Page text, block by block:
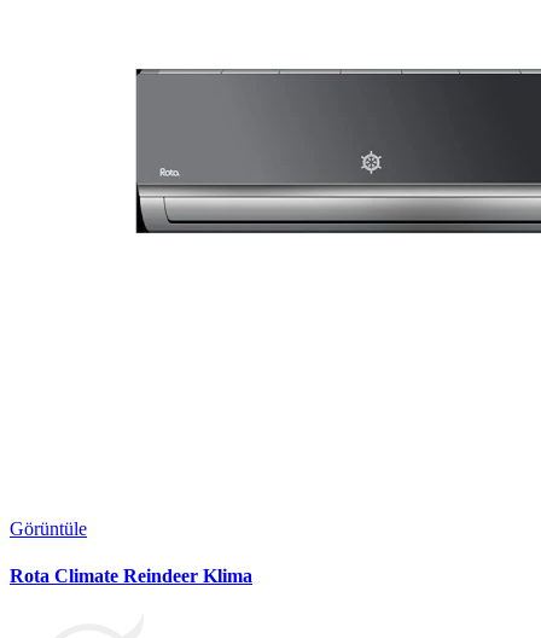
Görüntüle
Rota Climate Reindeer Klima